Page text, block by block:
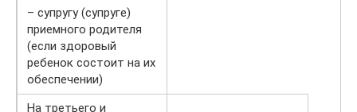
– супругу (супруге)
приемного родителя
(если здоровый
ребенок состоит на их
обеспечении)
На третьего и